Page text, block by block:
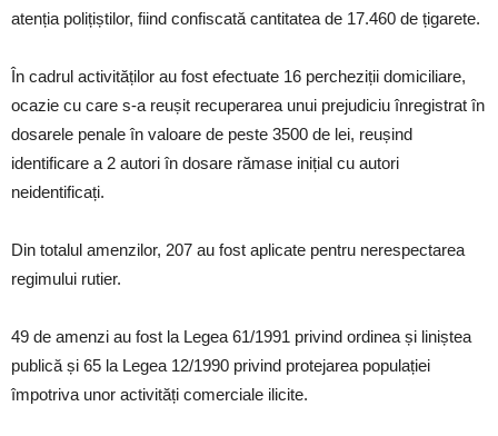
atenția polițiștilor, fiind confiscată cantitatea de 17.460 de țigarete.
În cadrul activităților au fost efectuate 16 percheziții domiciliare,
ocazie cu care s-a reușit recuperarea unui prejudiciu înregistrat în
dosarele penale în valoare de peste 3500 de lei, reușind
identificare a 2 autori în dosare rămase inițial cu autori
neidentificați.
Din totalul amenzilor, 207 au fost aplicate pentru nerespectarea
regimului rutier.
49 de amenzi au fost la Legea 61/1991 privind ordinea și liniștea
publică și 65 la Legea 12/1990 privind protejarea populației
împotriva unor activități comerciale ilicite.